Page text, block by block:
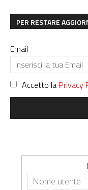
PER RESTARE
Email
Accetto la Privacy